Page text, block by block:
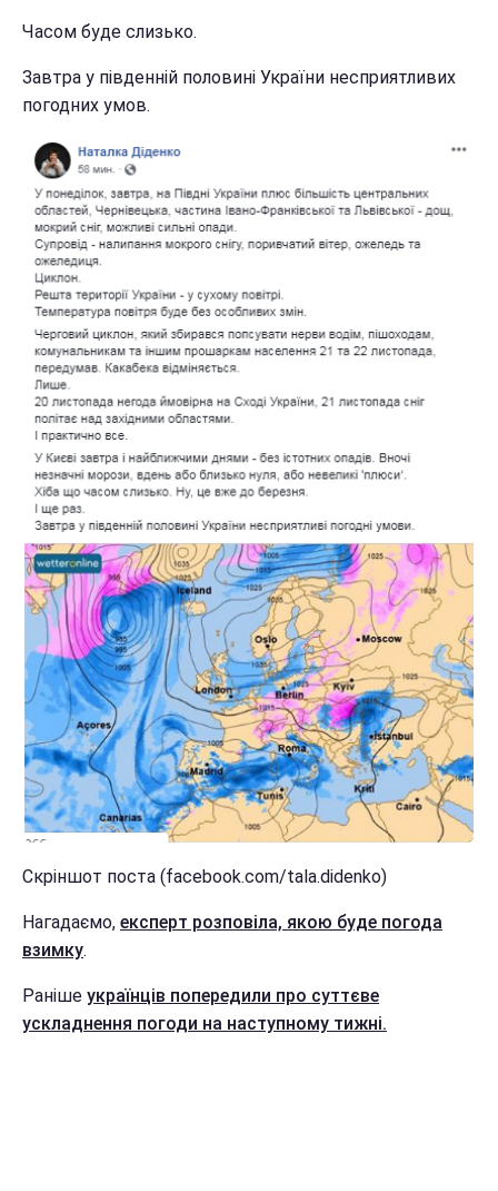
Часом буде слизько.
Завтра у південній половині України несприятливих
погодних умов.
Скріншот поста (facebook.com/tala.didenko)
Нагадаємо, експерт розповіла, якою буде погода
взимку.
Раніше українців попередили про суттєве
ускладнення погоди на наступному тижні.